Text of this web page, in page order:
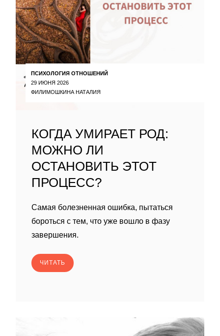
ПСИХОЛОГИЯ ОТНОШЕНИЙ
29 ИЮНЯ 2026
ФИЛИМОШКИНА НАТАЛИЯ
КОГДА УМИРАЕТ РОД:
МОЖНО ЛИ
ОСТАНОВИТЬ ЭТОТ
ПРОЦЕСС?
Самая болезненная ошибка, пытаться
бороться с тем, что уже вошло в фазу
завершения.
ЧИТАТЬ